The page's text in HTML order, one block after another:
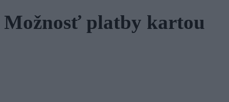
Možnosť platby kartou